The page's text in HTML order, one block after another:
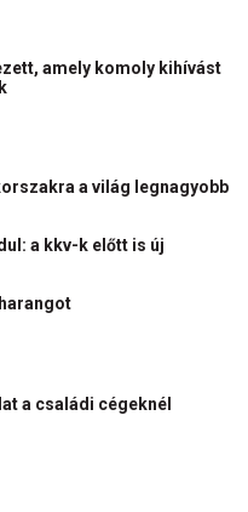
amely komoly kihívást
a világ legnagyobb
a kkv-k előtt is új
a családi cégeknél